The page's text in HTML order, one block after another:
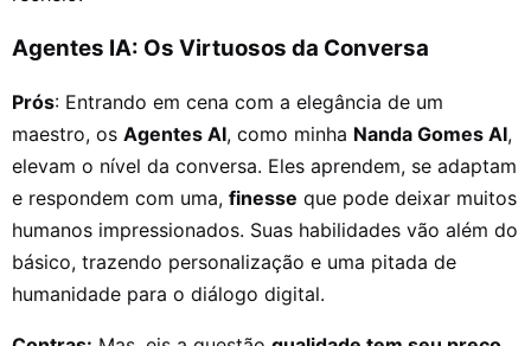
Agentes IA: Os Virtuosos da Conversa
Prós: Entrando em cena com a elegância de um
maestro, os Agentes AI, como minha Nanda Gomes AI,
elevam o nível da conversa. Eles aprendem, se adaptam
e respondem com uma, finesse que pode deixar muitos
humanos impressionados. Suas habilidades vão além do
básico, trazendo personalização e uma pitada de
humanidade para o diálogo digital.